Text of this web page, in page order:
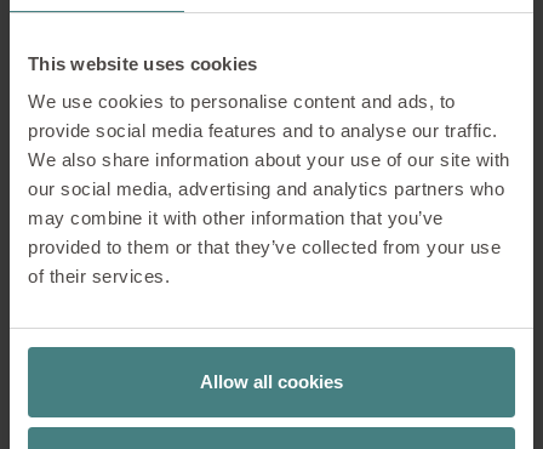
This website uses cookies
We use cookies to personalise content and ads, to
provide social media features and to analyse our traffic.
We also share information about your use of our site with
our social media, advertising and analytics partners who
may combine it with other information that you’ve
provided to them or that they’ve collected from your use
of their services.
Allow all cookies
Lounge
In het loungegebied vormen volledig gestoffeerde
meubelen de ideale oplossing. Ze stralen
gezelligheid en ontspanning uit. Banken met
verhoogd zichtschot zorgen ook voor afscherming
van de omgeving.
Concentratie
Meer informatie en
indeling van de